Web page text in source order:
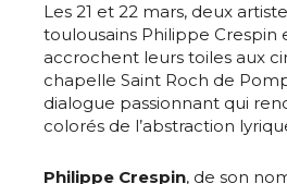
Les 21 et 22 mars, deux
toulousains Philippe Crespin
accrochent leurs toiles aux
chapelle Saint Roch de
dialogue passionnant qui
colorés de l’abstraction
Philippe Crespin, de son